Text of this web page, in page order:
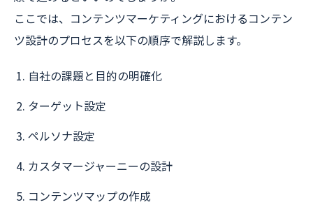
ここでは、コンテンツマーケティングにおけるコンテン
ツ設計のプロセスを以下の順序で解説します。
自社の課題と目的の明確化
ターゲット設定
ペルソナ設定
カスタマージャーニーの設計
コンテンツマップの作成